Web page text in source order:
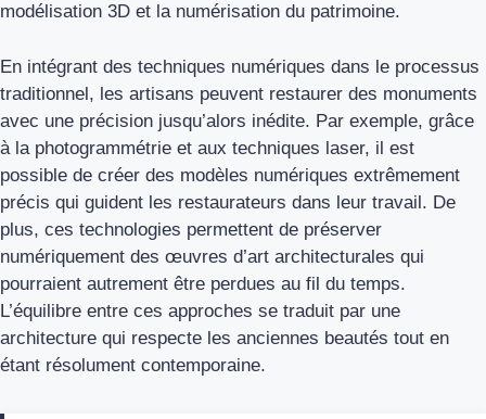
modélisation 3D et la numérisation du patrimoine.
En intégrant des techniques numériques dans le processus
traditionnel, les artisans peuvent restaurer des monuments
avec une précision jusqu’alors inédite. Par exemple, grâce
à la photogrammétrie et aux techniques laser, il est
possible de créer des modèles numériques extrêmement
précis qui guident les restaurateurs dans leur travail. De
plus, ces technologies permettent de préserver
numériquement des œuvres d’art architecturales qui
pourraient autrement être perdues au fil du temps.
L’équilibre entre ces approches se traduit par une
architecture qui respecte les anciennes beautés tout en
étant résolument contemporaine.